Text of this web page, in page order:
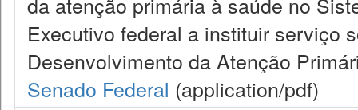
Executivo federal a instituir serviço
Desenvolvimento da Atenção
Senado Federal (application/pdf)